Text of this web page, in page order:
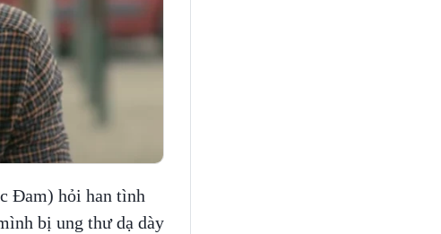
Đam) hỏi han tình
bị ung thư dạ dày